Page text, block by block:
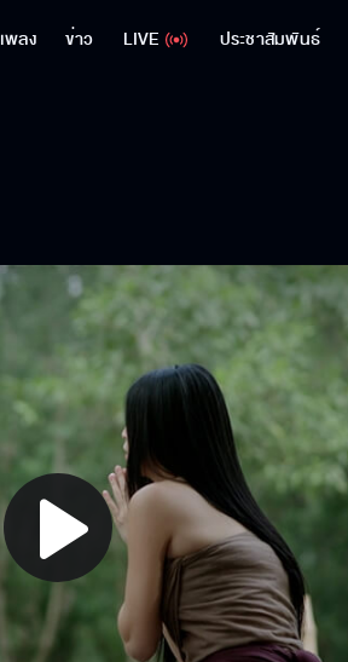
เพลง ข่าว LIVE ประชาสัมพันธ์
Play
Video